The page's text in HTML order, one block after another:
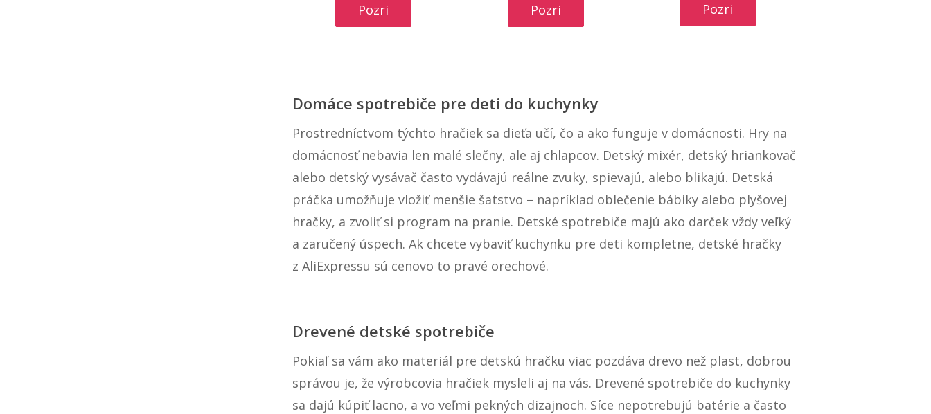
Pozri Pozri Pozri
Domáce spotrebiče pre deti do kuchynky
Prostredníctvom týchto hračiek sa dieťa učí, čo a ako funguje v domácnosti. Hry na
domácnosť nebavia len malé slečny, ale aj chlapcov. Detský mixér, detský hriankovač
alebo detský vysávač často vydávajú reálne zvuky, spievajú, alebo blikajú. Detská
práčka umožňuje vložiť menšie šatstvo – napríklad oblečenie bábiky alebo plyšovej
hračky, a zvoliť si program na pranie. Detské spotrebiče majú ako darček vždy veľký
a zaručený úspech. Ak chcete vybaviť kuchynku pre deti kompletne, detské hračky
z AliExpressu sú cenovo to pravé orechové.
Drevené detské spotrebiče
Pokiaľ sa vám ako materiál pre detskú hračku viac pozdáva drevo než plast, dobrou
správou je, že výrobcovia hračiek mysleli aj na vás. Drevené spotrebiče do kuchynky
sa dajú kúpiť lacno, a vo veľmi pekných dizajnoch. Síce nepotrebujú batérie a často